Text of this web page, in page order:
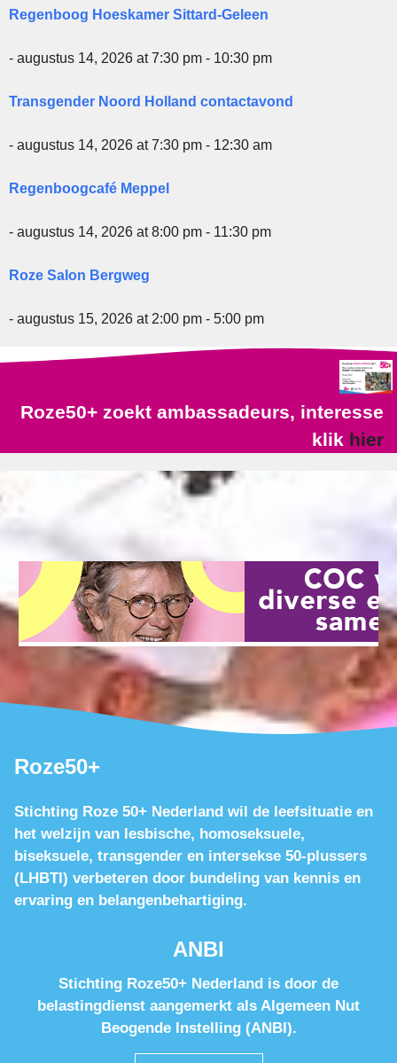
Regenboog Hoeskamer Sittard-Geleen
- augustus 14, 2026 at 7:30 pm - 10:30 pm
Transgender Noord Holland contactavond
- augustus 14, 2026 at 7:30 pm - 12:30 am
Regenboogcafé Meppel
- augustus 14, 2026 at 8:00 pm - 11:30 pm
Roze Salon Bergweg
- augustus 15, 2026 at 2:00 pm - 5:00 pm
Roze50+ zoekt ambassadeurs, interesse
klik hier
Roze50+
Stichting Roze 50+ Nederland wil de leefsituatie en
het welzijn van lesbische, homoseksuele,
biseksuele, transgender en intersekse 50-plussers
(LHBTI) verbeteren door bundeling van kennis en
ervaring en belangenbehartiging.
ANBI
Stichting Roze50+ Nederland is door de
belastingdienst aangemerkt als Algemeen Nut
Beogende Instelling (ANBI).